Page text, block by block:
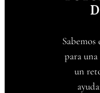
para
un